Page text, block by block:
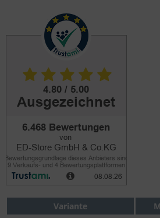
Variante